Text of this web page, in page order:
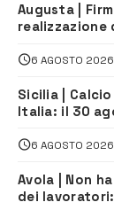
Augusta |
realizzazione
6 AGOSTO 2026
Sicilia |
Italia: il 30
6 AGOSTO 2026
Avola | Non
dei